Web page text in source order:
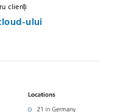
clienți
ului